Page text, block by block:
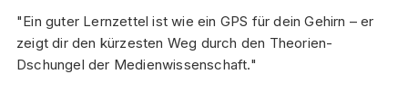
"Ein guter Lernzettel ist wie ein GPS für dein Gehirn – er
zeigt dir den kürzesten Weg durch den Theorien-
Dschungel der Medienwissenschaft."